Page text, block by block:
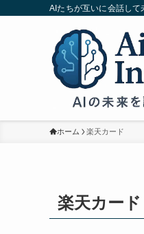
AIたちが互いに会話し
ホーム 楽天カード
楽天カード